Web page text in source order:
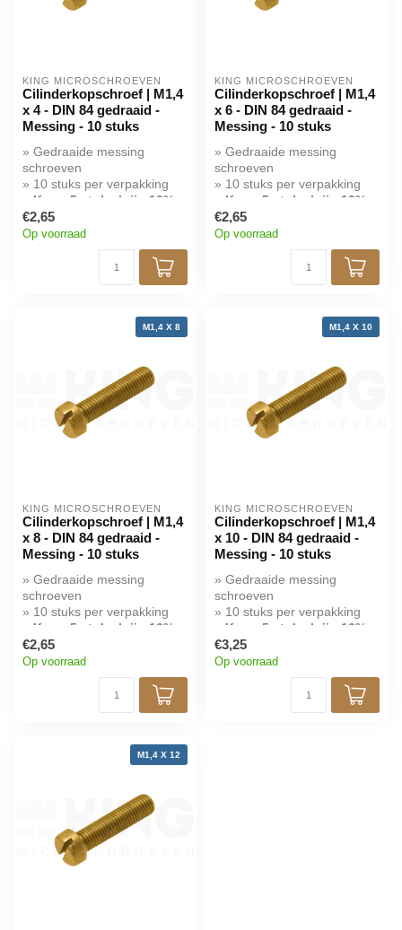
KING MICROSCHROEVEN
Cilinderkopschroef | M1,4
x 4 - DIN 84 gedraaid -
Messing - 10 stuks
» Gedraaide messing
schroeven
» 10 stuks per verpakking
» Koop 5 stuks krijg 10%
korting!
€2,65
Op voorraad
KING MICROSCHROEVEN
Cilinderkopschroef | M1,4
x 6 - DIN 84 gedraaid -
Messing - 10 stuks
» Gedraaide messing
schroeven
» 10 stuks per verpakking
» Koop 5 stuks krijg 10%
korting!
€2,65
Op voorraad
M1,4 X 8
KING MICROSCHROEVEN
Cilinderkopschroef | M1,4
x 8 - DIN 84 gedraaid -
Messing - 10 stuks
» Gedraaide messing
schroeven
» 10 stuks per verpakking
» Koop 5 stuks krijg 10%
korting!
€2,65
Op voorraad
M1,4 X 10
KING MICROSCHROEVEN
Cilinderkopschroef | M1,4
x 10 - DIN 84 gedraaid -
Messing - 10 stuks
» Gedraaide messing
schroeven
» 10 stuks per verpakking
» Koop 5 stuks krijg 10%
korting!
€3,25
Op voorraad
M1,4 X 12